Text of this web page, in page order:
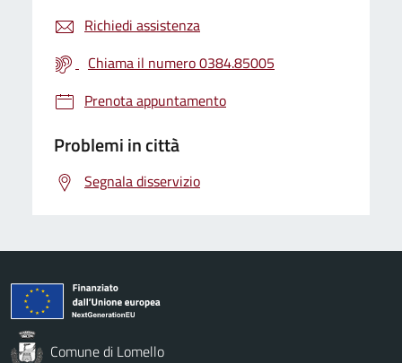
Richiedi assistenza
Chiama il numero 0384.85005
Prenota appuntamento
Problemi in città
Segnala disservizio
Comune di Lomello